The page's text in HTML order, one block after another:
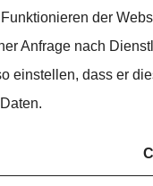
der
Anfrage nach
einstellen, dass er